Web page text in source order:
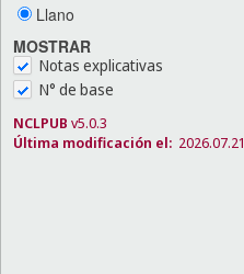
Llano
MOSTRAR
Notas explicativas
N° de base
NCLPUB v5.0.3
Última modificación el: 2026.07.21